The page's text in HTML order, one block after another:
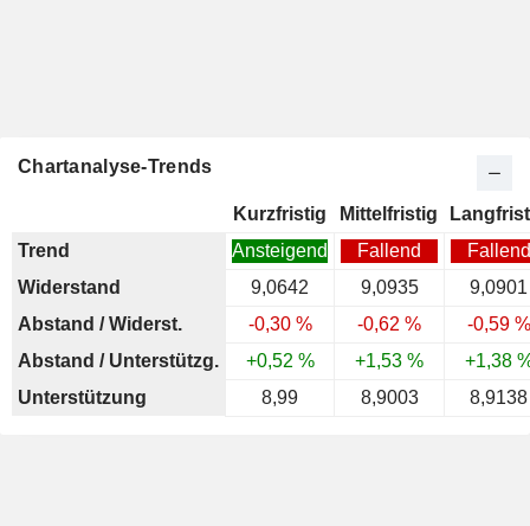
Chartanalyse-Trends
Kurzfristig Mittelfristig
Trend
Ansteigend Fallend
Fallend
Widerstand
9,0642 9,0935
9,0901
Abstand / Widerst.
-0,30 % -0,62 %
-0,59 %
Abstand / Unterstützg.
+0,52 % +1,53 %
+1,38
Unterstützung
8,99 8,9003 8,9138